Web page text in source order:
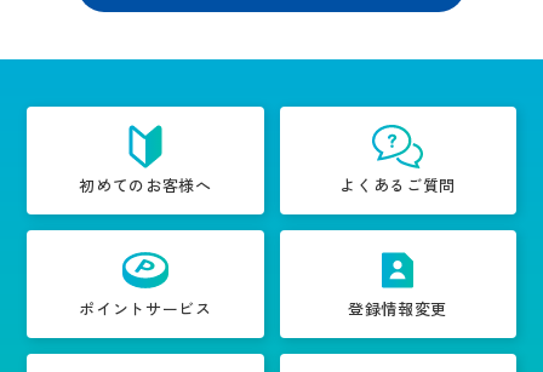
初めてのお客様へ よくあるご質問
ポイントサービス 登録情報変更